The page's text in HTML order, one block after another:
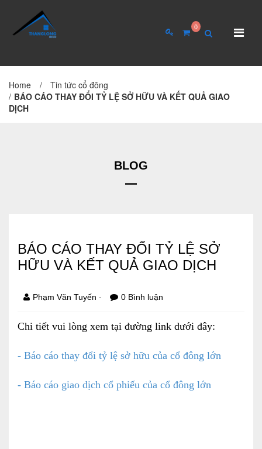
0
TRANG CHỦ
Đại hội cổ đông
Điều lệ và quy chế
SẢN PHẨM
Home /
Tin tức cổ đông
/ BÁO CÁO THAY ĐỔI TỶ LỆ SỞ HỮU VÀ KẾT QUẢ GIAO
DỊCH
BLOG
BÁO CÁO THAY ĐỔI TỶ LỆ SỞ
HỮU VÀ KẾT QUẢ GIAO DỊCH
Phạm Văn Tuyến - 0 Bình luận
Chi tiết vui lòng xem tại đường link dưới đây:
- Báo cáo thay đổi tỷ lệ sở hữu của cổ đông lớn
- Báo cáo giao dịch cổ phiếu của cổ đông lớn